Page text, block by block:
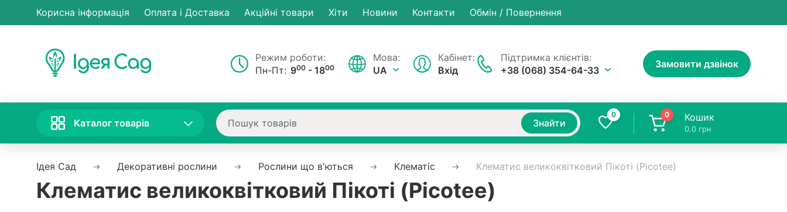
Корисна інформація Оплата і Доставка Акційні товари Хiти Новини Контакти Обмін / Повернення
Режим роботи:
Пн-Пт: 900 - 1800
Підтримка клієнтів:
+38 (068) 354-64-33
Мова:
UA
Кабінет:
Вхід
Замовити дзвінок
Каталог товарів Знайти
0 0 Кошик
0.0 грн
Ідея Сад Декоративні рослини Рослини що в'ються Клематіс Клематис великоквітковий Пікоті (Picotee)
Клематис великоквітковий Пікоті (Picotee)